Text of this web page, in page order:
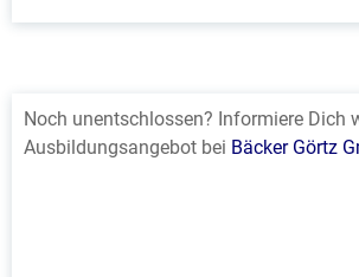
Noch unentschlossen? Informiere Dich
Ausbildungsangebot bei Bäcker Görtz